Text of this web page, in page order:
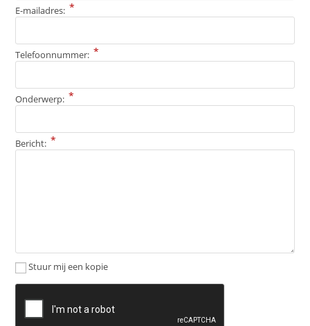
E-mailadres: *
Telefoonnummer: *
Onderwerp: *
Bericht: *
Stuur mij een kopie